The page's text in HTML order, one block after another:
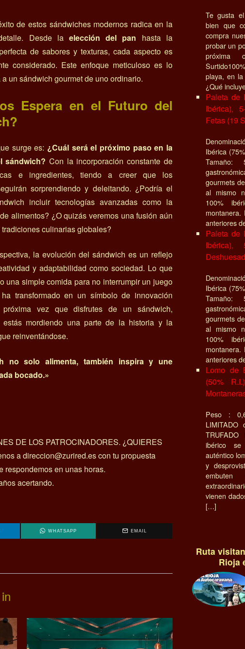
de estos sándwiches modernos radica en la
Desde la elección del pan hasta la
de sabores y texturas, cada aspecto es
considerado. Este enfoque meticuloso es lo
un sándwich gourmet de uno ordinario.
Espera en el Futuro del
surge es: ¿Cuál será el próximo paso en la
sándwich? Con la incorporación constante de
e ingredientes, tiendo a creer que los
sorprendiendo y deleitando. ¿Podría el
incluir tecnologías avanzadas como la
alimentos? ¿O quizás veremos una fusión aún
culinarias globales?
la evolución del sándwich es un reflejo
y adaptabilidad como sociedad. Lo que
una simple comida para no interrumpir un juego
transformado en un símbolo de innovación
vez que disfrutes de un sándwich,
estás mordiendo una parte de la historia y la
reinventándose.
no solo alimenta, también inspira y une
bocado.»
DE LOS PATROCINADORES. ¿QUIERES
a direccion@zurired.es con tu propuesta
respondemos en unas horas.
acertando.
WHATSAPP EMAIL
Te gusta
bien que
compra
probar un
próxima
playa, en
¿Qué
Paleta de
Ibérica),
Fetas (19
Ibérica
Tamaño:
gourmets
al mismo
100%
anteriores
Paleta de
Ibérica
Tamaño:
gourmets
al mismo
100%
anteriores
Lomo de
(50%
Peso :
ibérico
auténtico
y
vienen
[…]
Ruta
Rioja